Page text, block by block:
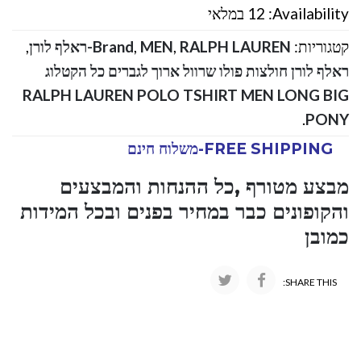
Availability: 12 במלאי
קטגוריות:
Brand, MEN, RALPH LAUREN-ראלף לורן
,
ראלף לורן חולצות פולו שרוול ארוך לגברים כל הקטלוג
RALPH LAUREN POLO TSHIRT MEN LONG BIG
PONY
.
FREE SHIPPING-משלוח חינם
מבצע מטורף ,כל ההנחות והמבצעים
והקופונים כבר במחיר בפנים ובכל המידות
כמובן
SHARE THIS: